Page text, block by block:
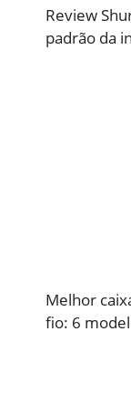
Review
padrão da
Melhor
fio: 6